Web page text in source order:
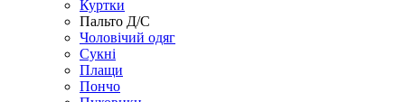
Куртки
Пальто Д/С
Чоловічий одяг
Сукні
Плащи
Пончо